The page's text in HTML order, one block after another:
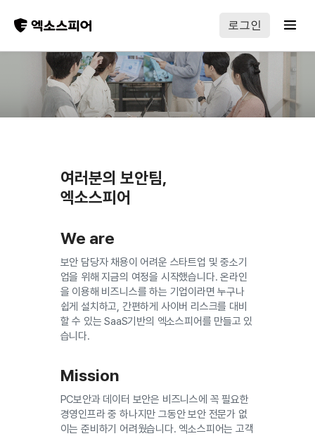
로그인
여러분의 보안팀,
엑소스피어
We are
보안 담당자 채용이 어려운 스타트업 및 중소기
업을 위해 지금의 여정을 시작했습니다. 온라인
을 이용해 비즈니스를 하는 기업이라면 누구나
쉽게 설치하고, 간편하게 사이버 리스크를 대비
할 수 있는 SaaS기반의 엑소스피어를 만들고 있
습니다.
Mission
PC보안과 데이터 보안은 비즈니스에 꼭 필요한
경영인프라 중 하나지만 그동안 보안 전문가 없
이는 준비하기 어려웠습니다. 엑소스피어는 고객